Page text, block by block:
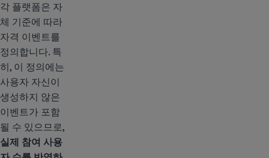
각 플랫폼은 자
체 기준에 따라
자격 이벤트를
정의합니다. 특
히, 이 정의에는
사용자 자신이
생성하지 않은
이벤트가 포함
될 수 있으므로,
실제 참여 사용